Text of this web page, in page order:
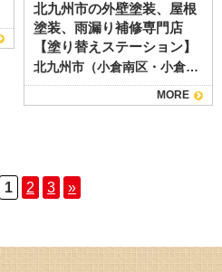
北九州市の外壁塗装、屋根
塗装、雨漏り補修専門店
【塗り替えステーション】
北九州市（小倉南区・小倉北区）、行橋市、苅田町の皆様 こんにちは！ 北九州市小倉南区・小倉北区・行橋市・苅田町の外壁塗装＆屋根塗装＆雨漏り補修専門店【塗り替えステーション】｜㈱志水です＾＾ 北九州市の唯一の1級塗装技能士10名在籍の外壁塗装＆屋根塗装専門店だから、高品質の塗装工事を提供できます！ いつもブログをお読みいただき誠にありがとうございます！ [myphp file="comMessageContactCtx"][myphp file="comToShowroom"] 【本日のブログテーマ】 ２月って屋根・外壁塗装工事を行っても大丈夫？？北九州市の外壁塗装、屋根塗装、雨漏り補修専門店【塗り替えステーション】 最近、御見積りご依頼のお客様から「今の時期（１・２月）の屋根・外壁塗装工事って大丈夫？」と よくお問い合わせがあります。 そこで、本日は今の時期に屋根・外壁塗装工事を行っても大丈夫なのかをお話させていただきます(^^)/ インターネット等でよく言われているのが、１月、２月は外壁塗装にふさわしくない時期だと言われてます！ 確かに、積雪、日照時間が短い為作業時間が短くなる等のデメリットはあるかもしれません。 しかし、北九州市では北海道や東北地方とは違って気温も５℃以下になる日も少なく、積雪になる日も １、２度（１日間～２日間）と短期間です。本年度は、昨日（２月５日（土））は雪が降ってましたね
MORE
1 2 3 »